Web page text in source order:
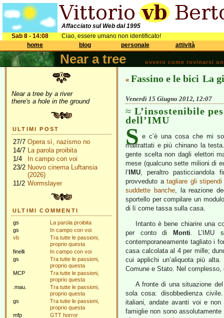
Affacciato sul Web dal 1995
Sab 8 - 14:08
Ciao, essere umano non identificato!
home
blog personale attività
Near a tree ovvero come rovinarsi
Near a tree by a river
there's a hole in the ground
ULTIMI POST
27/7 Opera sì, nazismo no
14/7 La parola proibita
1/4
In campo con voi
23/2 Nuovo cinema Luftansia
(2026)
11/2 Wormslayer
ULTIMI COMMENTI
gs
La parola proibita
gs
In campo con voi
vb
Tra tutte le passioni,
proprio questa
finelli
In campo con voi
gs
Tra tutte le passioni,
proprio questa
MCP
Tra tutte le passioni,
proprio questa
.mau.
Tra tutte le passioni,
proprio questa
gs
Tra tutte le passioni,
proprio questa
mfp
GTT horror
« Fassino e le bici La
Venerdì 15 Giugno 2012, 12:07
L’insostenibile
dell’IMU
S e c’è una cosa che mi
maltrattati e più chinano la
gente scelta non dagli elettori
mese (qualcuno sette milioni di
l’ IMU, peraltro pasticciandola
provveduto atagliare gli
suddette banche, la reazione
sportello per compilare un
di lì come tassa sulla casa.
Intanto è bene chiarire una
per conto di
Monti. L’IMU
contemporaneamente tagliato i
casa calcolata al 4 per mille;
cui applichi un’aliquota più
Comune e Stato. Nel
A fronte di una situazione
sola cosa: disobbedienza
italiani, andate avanti voi e
famiglie non sono